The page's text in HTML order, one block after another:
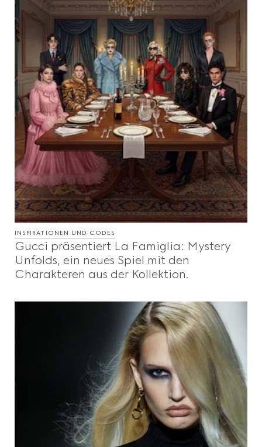
INSPIRATIONEN UND CODES
Gucci präsentiert La Famiglia: Mystery
Unfolds, ein neues Spiel mit den
Charakteren aus der Kollektion.